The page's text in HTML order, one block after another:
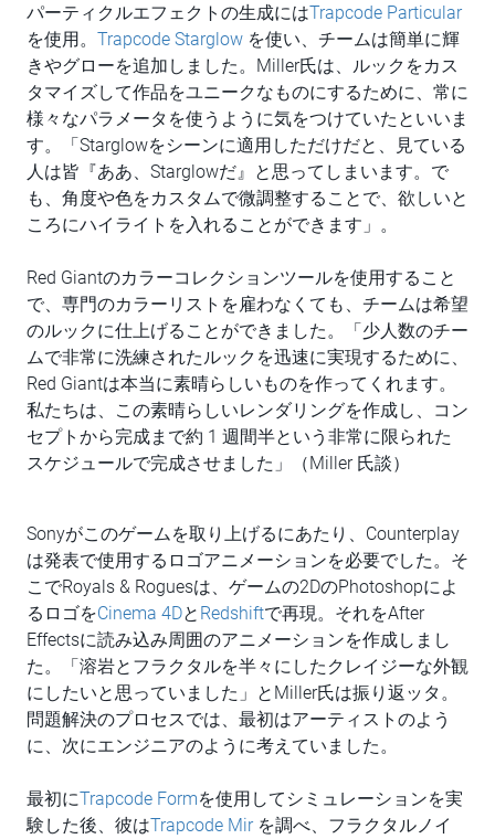
パーティクルエフェクトの生成にはTrapcode Particular
を使用。 Trapcode Starglow を使い、チームは簡単に輝
きやグローを追加しました。Miller氏は、ルックをカス
タマイズして作品をユニークなものにするために、常に
様々なパラメータを使うように気をつけていたといいま
す。「Starglowをシーンに適用しただけだと、見ている
人は皆『ああ、Starglowだ』と思ってしまいます。で
も、角度や色をカスタムで微調整することで、欲しいと
ころにハイライトを入れることができます」。
Red Giantのカラーコレクションツールを使用すること
で、専門のカラーリストを雇わなくても、チームは希望
のルックに仕上げることができました。「少人数のチー
ムで非常に洗練されたルックを迅速に実現するために、
Red Giantは本当に素晴らしいものを作ってくれます。
私たちは、この素晴らしいレンダリングを作成し、コン
セプトから完成まで約 1 週間半という非常に限られた
スケジュールで完成させました」（Miller 氏談）
Sonyがこのゲームを取り上げるにあたり、Counterplay
は発表で使用するロゴアニメーションを必要でした。そ
こでRoyals & Roguesは、ゲームの2DのPhotoshopによ
るロゴをCinema 4Dと Redshiftで再現。それをAfter
Effectsに読み込み周囲のアニメーションを作成しまし
た。「溶岩とフラクタルを半々にしたクレイジーな外観
にしたいと思っていました」とMiller氏は振り返ッタ。
問題解決のプロセスでは、最初はアーティストのよう
に、次にエンジニアのように考えていました。
最初にTrapcode Formを使用してシミュレーションを実
験した後、彼はTrapcode Mirを調べ、フラクタルノイ